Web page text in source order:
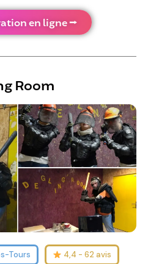
en ligne ⭢
Room
Tours 4,4 - 62 avis